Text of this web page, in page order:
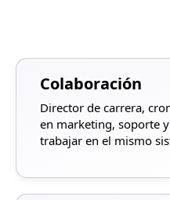
Colaboración
Director de carrera,
en marketing, soporte
trabajar en el mismo